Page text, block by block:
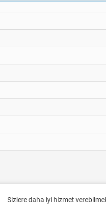
Sizlere daha iyi hizmet